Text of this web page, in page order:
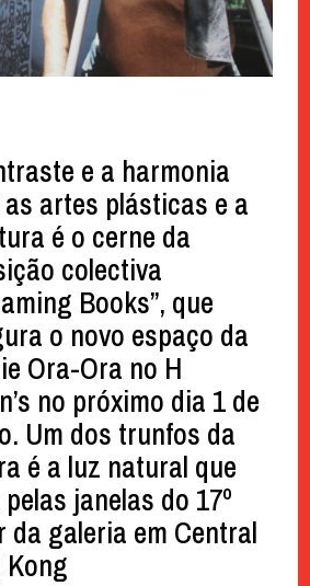
e a harmonia
artes plásticas e a
é o cerne da
colectiva
Books”, que
o novo espaço da
Ora-Ora no H
no próximo dia 1 de
Um dos trunfos da
é a luz natural que
janelas do 17º
da galeria em Central
Kong